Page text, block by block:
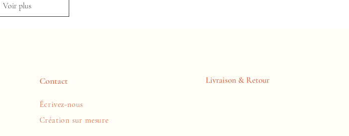
Voir plus
Contact
Écrivez-nous
Création sur mesure
Livraison & Retour